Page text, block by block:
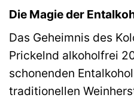
Die Magie der
Das Geheimnis des
Prickelnd alkoholfrei
schonenden
traditionellen